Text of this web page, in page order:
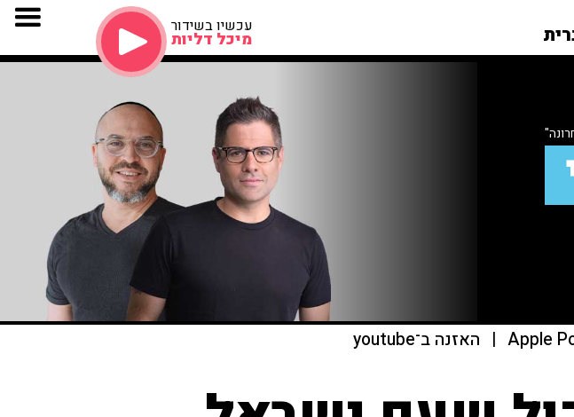
עכשיו בשידור
מיכל דליות
| האזנה ב־youtube